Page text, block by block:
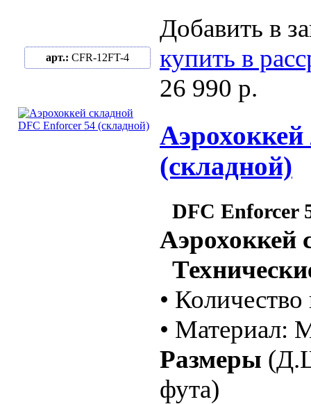
арт.: CFR-12FT-4
Добавить в
купить в
26 990 р.
(складной)
DFC Enforcer
Аэрохоккей
•
• Материал:
Размеры
фута)